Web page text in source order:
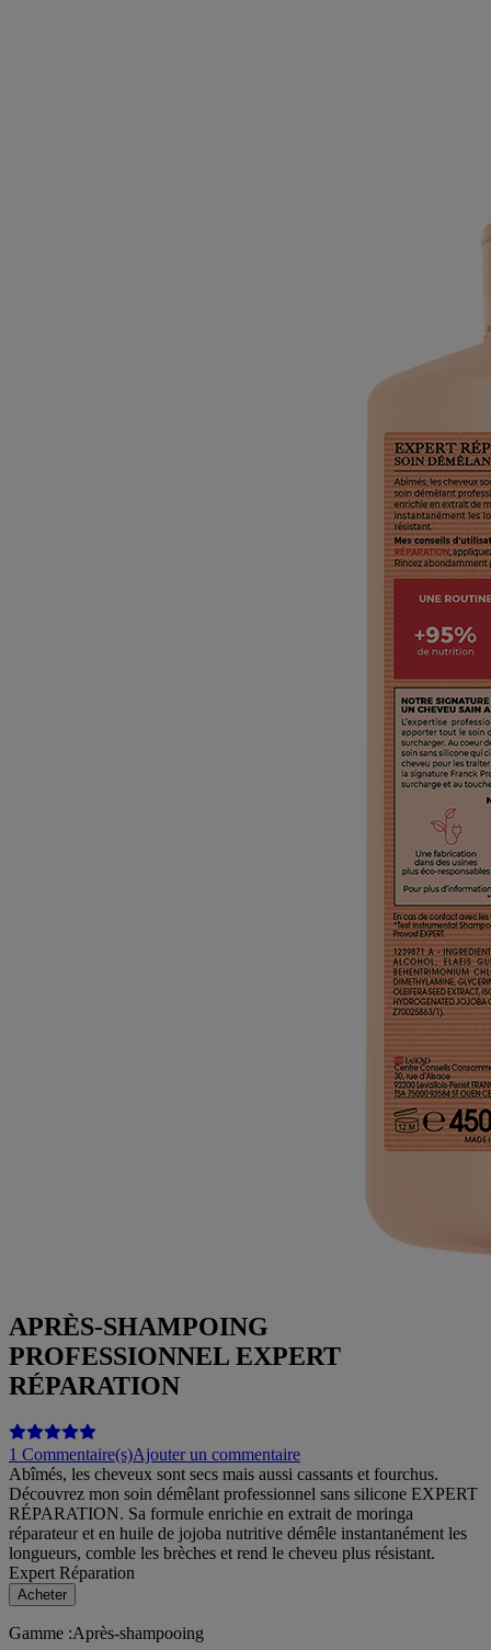
APRÈS-SHAMPOING
PROFESSIONNEL EXPERT
RÉPARATION
1 Commentaire(s)Ajouter un commentaire
Abîmés, les cheveux sont secs mais aussi cassants et fourchus.
Découvrez mon soin démêlant professionnel sans silicone EXPERT
RÉPARATION. Sa formule enrichie en extrait de moringa
réparateur et en huile de jojoba nutritive démêle instantanément les
longueurs, comble les brèches et rend le cheveu plus résistant.
Expert Réparation
Acheter
Gamme :Après-shampooing